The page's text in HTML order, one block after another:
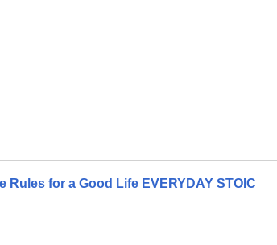
Rules for a Good Life EVERYDAY STOIC